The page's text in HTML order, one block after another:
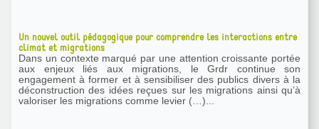
Un nouvel outil pédagogique pour comprendre les interactions entre
climat et migrations
Dans un contexte marqué par une attention croissante portée
aux enjeux liés aux migrations, le Grdr continue son
engagement à former et à sensibiliser des publics divers à la
déconstruction des idées reçues sur les migrations ainsi qu’à
valoriser les migrations comme levier (…)...